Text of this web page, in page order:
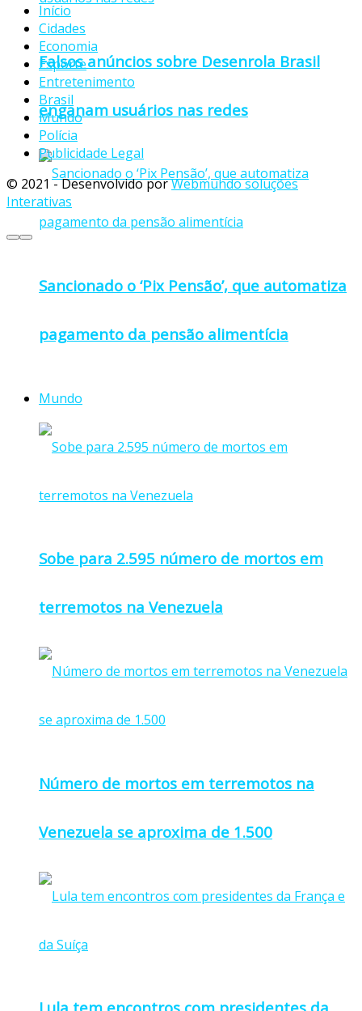
Falsos anúncios sobre Desenrola Brasil
enganam usuários nas redes
Sancionado o ‘Pix Pensão’, que automatiza
pagamento da pensão alimentícia
Mundo
Sobe para 2.595 número de mortos em
terremotos na Venezuela
Número de mortos em terremotos na
Venezuela se aproxima de 1.500
Início
Cidades
Economia
Esporte
Entretenimento
Brasil
Mundo
Polícia
Publicidade Legal
© 2021 - Desenvolvido porWebmundo soluções
Interativas